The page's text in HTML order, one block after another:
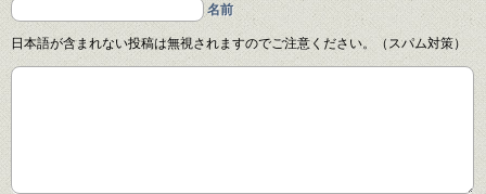
名前
日本語が含まれない投稿は無視されますのでご注意ください。（スパム対策）